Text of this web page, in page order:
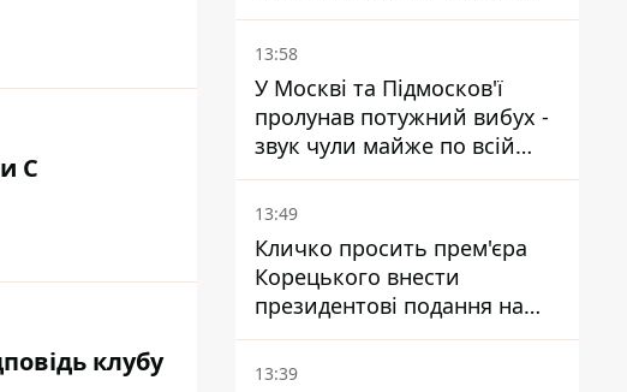
С
клубу
розкрила деталі
13:58
У Москві та Підмосков'ї
пролунав потужний вибух -
звук чули майже по всій
області
13:49
Кличко просить прем'єра
Корецького внести
президентові подання на
звільнення володаря
Троєщини Бахматова
13:39